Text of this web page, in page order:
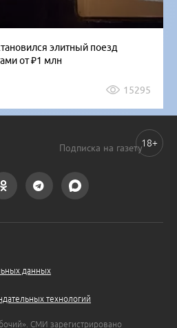
элитный поезд
от ₽1 млн
15295
Подписка на газету
данных
технологий
СМИ зарегистрировано
18+